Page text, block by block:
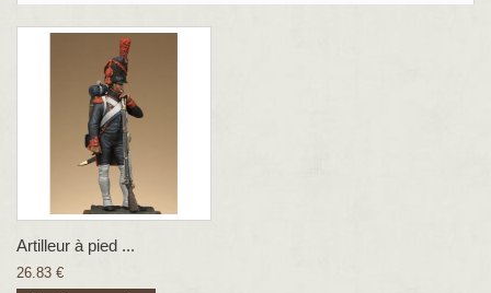
Artilleur à pied ...
26.83 €